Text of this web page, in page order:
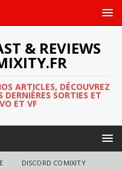
& REVIEWS
ARTICLES, DÉCOUVREZ
DERNIÈRES SORTIES ET
ET VF
DISCORD COMIXITY